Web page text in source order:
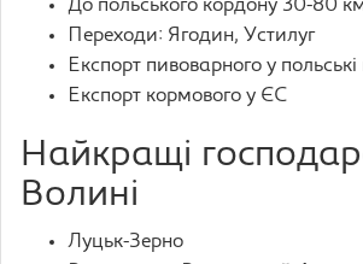
До польського кордону 30-80
Переходи: Ягодин, Устилуг
Експорт пивоварного у польські
Експорт кормового у ЄС
Найкращі
Волині
Луцьк-Зерно